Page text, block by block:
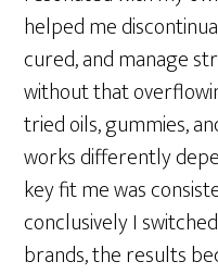
helped me
cured, and manage
without that
tried oils, gummies,
works differently
key fit me was
conclusively I
brands, the results